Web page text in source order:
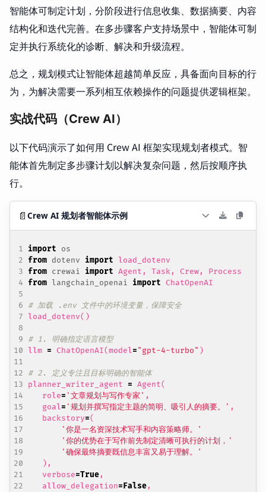
智能体可制定计划，分阶段进行信息收集、数据摘要、内容
结构化和迭代完善。在多步骤客户支持场景中，智能体可制
定并执行系统化的诊断、解决和升级流程。
总之，规划模式让智能体超越简单反应，具备面向目标的行
为，为解决需要一系列相互依赖操作的问题提供逻辑框架。
实战代码（Crew AI）
以下代码演示了如何用 Crew AI 框架实现规划者模式。智
能体首先制定多步骤计划以解决复杂问题，然后按顺序执
行。
📄 Crew AI 规划者智能体示例
import
os
from dotenv import load_dotenv
from crewai import Agent , Task , Crew,
Process
from langchain_openai import ChatOpenAI
# 加载 .env 文件中的环境变量，保障安全
load_dotenv()
# 1. 明确指定语言模型
llm = ChatOpenAI(model="gpt-4-turbo" )
# 2. 定义专注且目标明确的智能体
planner_writer_agent
= Agent(
role= '文章规划与写作专家' ,
goal= '规划并撰写指定主题的简明、吸引人的摘要。' ,
backstory=(
'你是一名资深技术写手和内容策略师。'
'你的优势在于写作前先制定清晰可执行的计划，'
'确保最终摘要既信息丰富又易于理解。'
),
verbose=True,
allow_delegation=False,